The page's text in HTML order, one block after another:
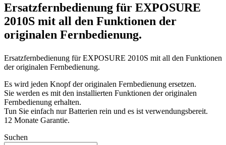
Ersatzfernbedienung für EXPOSURE
2010S mit all den Funktionen der
originalen Fernbedienung.
Ersatzfernbedienung fürEXPOSURE 2010S mit all den Funktionen
der originalen Fernbedienung.
Es wird jeden Knopf der originalen Fernbedienung ersetzen.
Sie werden es mit den installierten Funktionen der originalen
Fernbedienung erhalten.
Tun Sie einfach nur Batterien rein und es ist verwendungsbereit.
12 Monate Garantie.
Suchen